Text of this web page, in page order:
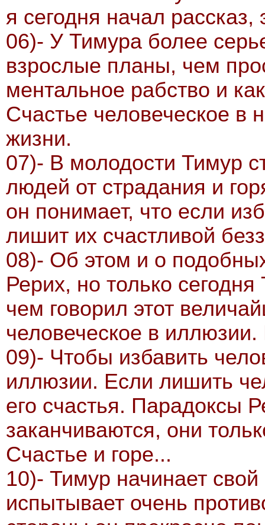
я сегодня начал
06)- У Тимура более
взрослые планы, чем
ментальное рабство и
Счастье человеческое в
жизни.
07)- В молодости Тимур
людей от страдания и
он понимает, что если
лишит их счастливой
08)- Об этом и о
Рерих, но только
чем говорил этот
человеческое в
09)- Чтобы избавить
иллюзии. Если лишить
его счастья. Парадоксы
заканчиваются, они
Счастье и горе...
10)- Тимур начинает
испытывает очень